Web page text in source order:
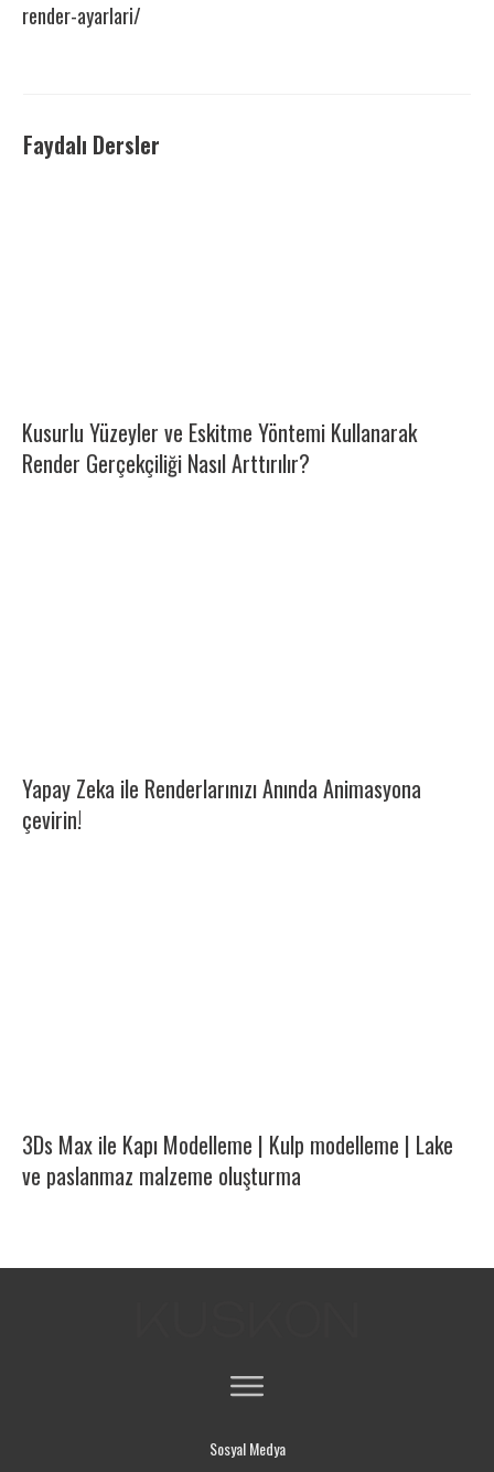
render-ayarlari/
Faydalı Dersler
Kusurlu Yüzeyler ve Eskitme Yöntemi Kullanarak
Render Gerçekçiliği Nasıl Arttırılır?
Yapay Zeka ile Renderlarınızı Anında Animasyona
çevirin!
3Ds Max ile Kapı Modelleme | Kulp modelleme | Lake
ve paslanmaz malzeme oluşturma
Sosyal Medya